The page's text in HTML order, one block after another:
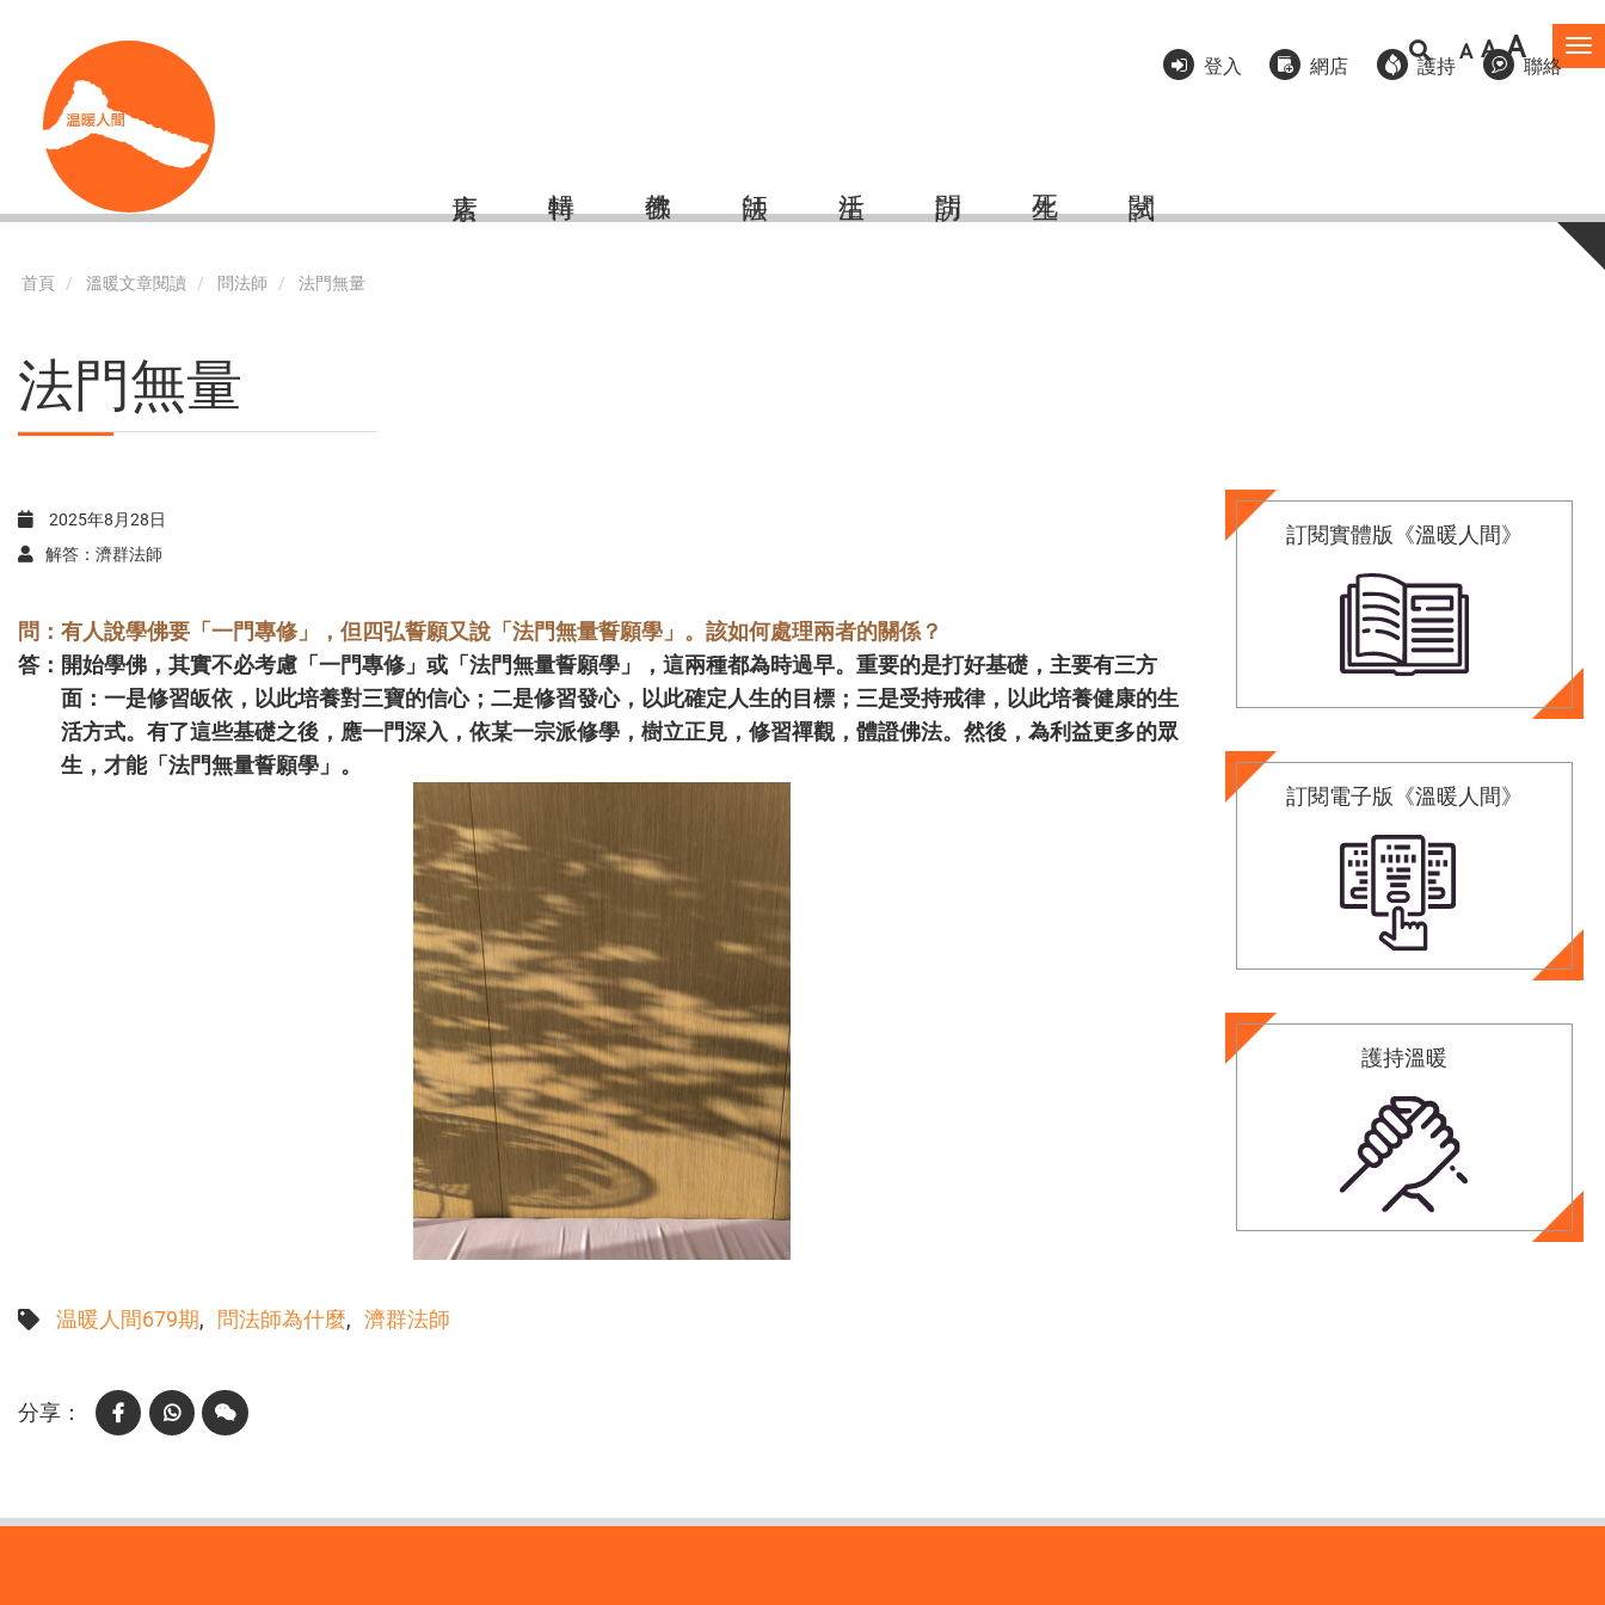
A A A
Shortcut 登入 網店 護持 聯絡
首頁 溫暖文章閱讀 問法師 法門無量
法門無量
2025年8月28日
解答：濟群法師
問： 有人說學佛要「一門專修」，但四弘誓願又說「法門無量誓願學」。該如何處理兩者的關係？
答： 開始學佛，其實不必考慮「一門專修」或「法門無量誓願學」，這兩種都為時過早。重要的是打好基礎，主要有三方
面：一是修習皈依，以此培養對三寶的信心；二是修習發心，以此確定人生的目標；三是受持戒律，以此培養健康的生
活方式。有了這些基礎之後，應一門深入，依某一宗派修學，樹立正見，修習禪觀，體證佛法。然後，為利益更多的眾
生，才能「法門無量誓願學」。
温暖人間679期 問法師為什麼 濟群法師
FacebookWhatsAppWeChat
訂閱實體版《溫暖人間》
訂閱電子版《溫暖人間》
護持溫暖